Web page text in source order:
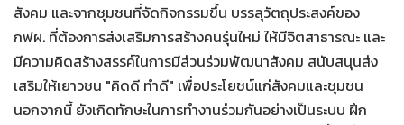
สังคม และจากชุมชนที่จัดกิจกรรมขึ้น บรรลุวัตถุประสงค์ของ
กฟผ. ที่ต้องการส่งเสริมการสร้างคนรุ่นใหม่ ให้มีจิตสาธารณะ และ
มีความคิดสร้างสรรค์ในการมีส่วนร่วมพัฒนาสังคม สนับสนุนส่ง
เสริมให้เยาวชน "คิดดี ทำดี" เพื่อประโยชน์แก่สังคมและชุมชน
นอกจากนี้ ยังเกิดทักษะในการทำงานร่วมกันอย่างเป็นระบบ ฝึก